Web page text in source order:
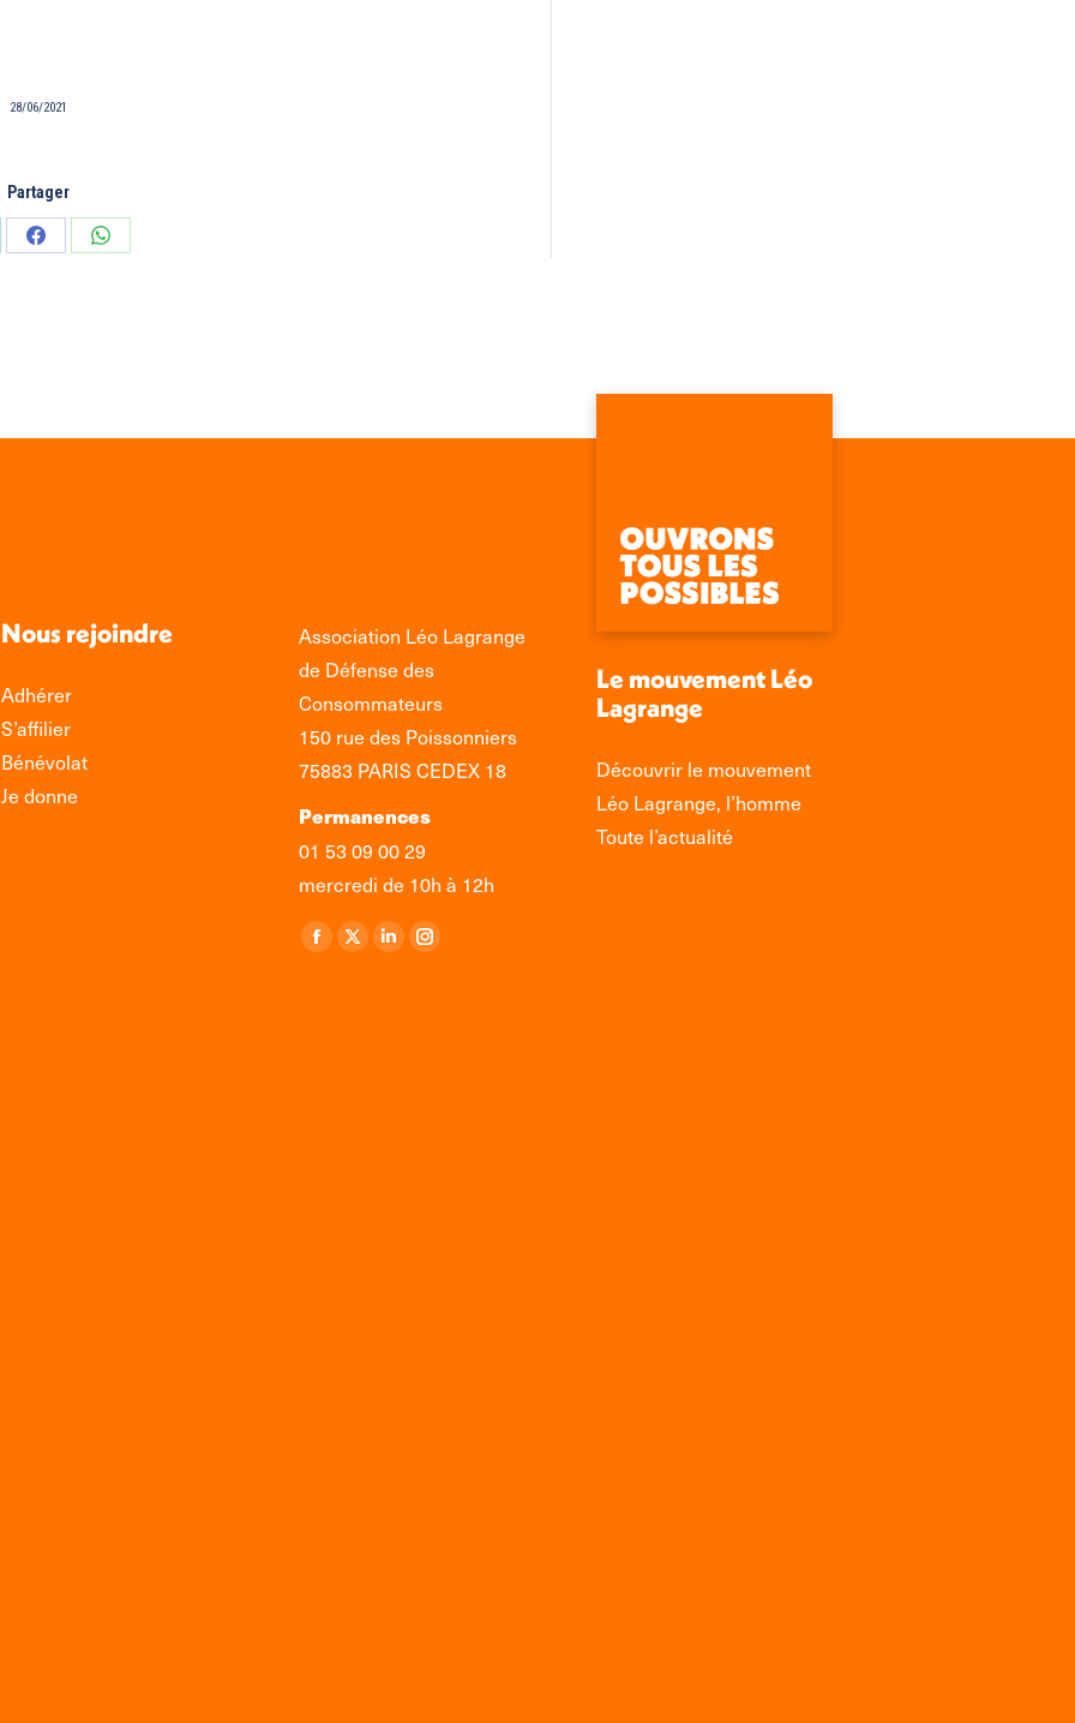
28/06/2021
Partager
PartagerPartager
Nous rejoindre
Adhérer
S’affilier
Bénévolat
Je donne
Association Léo Lagrange
de Défense des
Consommateurs
150 rue des Poissonniers
75883 PARIS CEDEX 18
Permanences
01 53 09 00 29
mercredi de 10h à 12h
Retrouvez-nous sur :
La
La
La
La
Le mouvement Léo
Lagrange
Découvrir le mouvement
Léo Lagrange, l’homme
Toute l’actualité